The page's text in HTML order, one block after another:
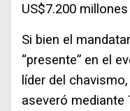
US$7.200 millones
Si bien el
“presente” en el
líder del
aseveró mediante